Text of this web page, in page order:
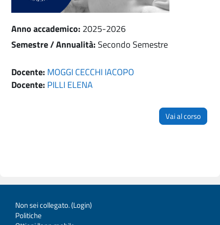
Anno accademico: 2025-2026
Semestre / Annualità: Secondo Semestre
Docente: MOGGI CECCHI IACOPO
Docente: PILLI ELENA
Vai al corso
Non sei collegato. (Login)
Politiche